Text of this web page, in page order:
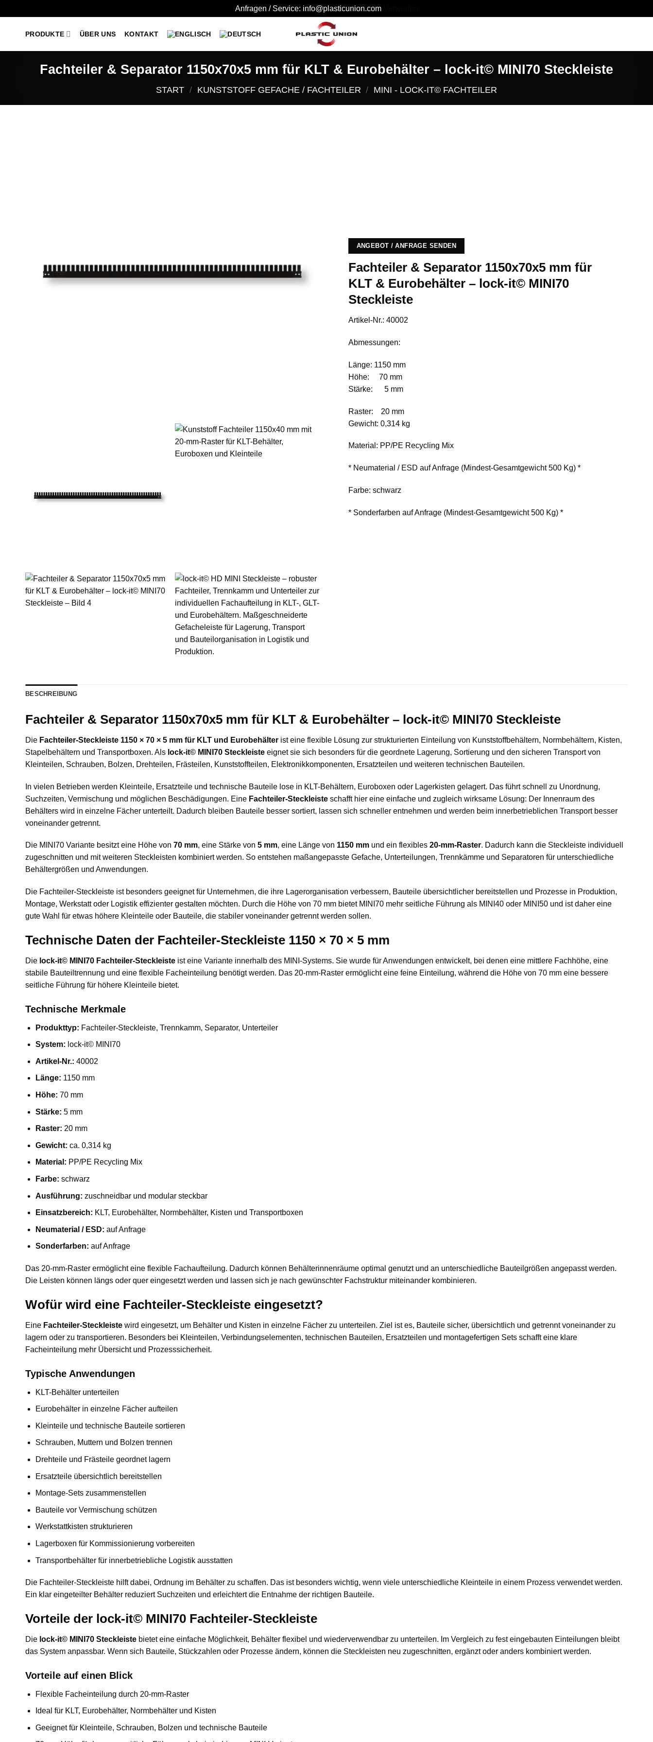
Anfragen / Service: info@plasticunion.com
PRODUKTE ÜBER UNS KONTAKT
Fachteiler & Separator 1150x70x5 mm für KLT & Eurobehälter – lock-it© MINI70 Steckleiste
START / KUNSTSTOFF GEFACHE / FACHTEILER / MINI - LOCK-IT© FACHTEILER
ANGEBOT / ANFRAGE SENDEN
Fachteiler & Separator 1150x70x5 mm für
KLT & Eurobehälter – lock-it© MINI70
Steckleiste
Artikel-Nr.: 40002
Abmessungen:
Länge: 1150 mm
Höhe: 70 mm
Stärke: 5 mm
Raster: 20 mm
Gewicht: 0,314 kg
Material: PP/PE Recycling Mix
* Neumaterial / ESD auf Anfrage (Mindest-Gesamtgewicht 500 Kg) *
Farbe: schwarz
* Sonderfarben auf Anfrage (Mindest-Gesamtgewicht 500 Kg) *
BESCHREIBUNG
Fachteiler & Separator 1150x70x5 mm für KLT & Eurobehälter – lock-it© MINI70 Steckleiste
Die Fachteiler-Steckleiste 1150 × 70 × 5 mm für KLT und Eurobehälter ist eine flexible Lösung zur strukturierten Einteilung von Kunststoffbehältern, Normbehältern, Kisten,
Stapelbehältern und Transportboxen. Als lock-it© MINI70 Steckleiste eignet sie sich besonders für die geordnete Lagerung, Sortierung und den sicheren Transport von
Kleinteilen, Schrauben, Bolzen, Drehteilen, Frästeilen, Kunststoffteilen, Elektronikkomponenten, Ersatzteilen und weiteren technischen Bauteilen.
In vielen Betrieben werden Kleinteile, Ersatzteile und technische Bauteile lose in KLT-Behältern, Euroboxen oder Lagerkisten gelagert. Das führt schnell zu Unordnung,
Suchzeiten, Vermischung und möglichen Beschädigungen. Eine Fachteiler-Steckleiste schafft hier eine einfache und zugleich wirksame Lösung: Der Innenraum des
Behälters wird in einzelne Fächer unterteilt. Dadurch bleiben Bauteile besser sortiert, lassen sich schneller entnehmen und werden beim innerbetrieblichen Transport besser
voneinander getrennt.
Die MINI70 Variante besitzt eine Höhe von 70 mm, eine Stärke von 5 mm, eine Länge von 1150 mm und ein flexibles 20-mm-Raster. Dadurch kann die Steckleiste individuell
zugeschnitten und mit weiteren Steckleisten kombiniert werden. So entstehen maßangepasste Gefache, Unterteilungen, Trennkämme und Separatoren für unterschiedliche
Behältergrößen und Anwendungen.
Die Fachteiler-Steckleiste ist besonders geeignet für Unternehmen, die ihre Lagerorganisation verbessern, Bauteile übersichtlicher bereitstellen und Prozesse in Produktion,
Montage, Werkstatt oder Logistik effizienter gestalten möchten. Durch die Höhe von 70 mm bietet MINI70 mehr seitliche Führung als MINI40 oder MINI50 und ist daher eine
gute Wahl für etwas höhere Kleinteile oder Bauteile, die stabiler voneinander getrennt werden sollen.
Technische Daten der Fachteiler-Steckleiste 1150 × 70 × 5 mm
Die lock-it© MINI70 Fachteiler-Steckleiste ist eine Variante innerhalb des MINI-Systems. Sie wurde für Anwendungen entwickelt, bei denen eine mittlere Fachhöhe, eine
stabile Bauteiltrennung und eine flexible Facheinteilung benötigt werden. Das 20-mm-Raster ermöglicht eine feine Einteilung, während die Höhe von 70 mm eine bessere
seitliche Führung für höhere Kleinteile bietet.
Technische Merkmale
Produkttyp: Fachteiler-Steckleiste, Trennkamm, Separator, Unterteiler
System: lock-it© MINI70
Artikel-Nr.: 40002
Länge: 1150 mm
Höhe: 70 mm
Stärke: 5 mm
Raster: 20 mm
Gewicht: ca. 0,314 kg
Material: PP/PE Recycling Mix
Farbe: schwarz
Ausführung: zuschneidbar und modular steckbar
Einsatzbereich: KLT, Eurobehälter, Normbehälter, Kisten und Transportboxen
Neumaterial / ESD: auf Anfrage
Sonderfarben: auf Anfrage
Das 20-mm-Raster ermöglicht eine flexible Fachaufteilung. Dadurch können Behälterinnenräume optimal genutzt und an unterschiedliche Bauteilgrößen angepasst werden.
Die Leisten können längs oder quer eingesetzt werden und lassen sich je nach gewünschter Fachstruktur miteinander kombinieren.
Wofür wird eine Fachteiler-Steckleiste eingesetzt?
Eine Fachteiler-Steckleiste wird eingesetzt, um Behälter und Kisten in einzelne Fächer zu unterteilen. Ziel ist es, Bauteile sicher, übersichtlich und getrennt voneinander zu
lagern oder zu transportieren. Besonders bei Kleinteilen, Verbindungselementen, technischen Bauteilen, Ersatzteilen und montagefertigen Sets schafft eine klare
Facheinteilung mehr Übersicht und Prozesssicherheit.
Typische Anwendungen
KLT-Behälter unterteilen
Eurobehälter in einzelne Fächer aufteilen
Kleinteile und technische Bauteile sortieren
Schrauben, Muttern und Bolzen trennen
Drehteile und Frästeile geordnet lagern
Ersatzteile übersichtlich bereitstellen
Montage-Sets zusammenstellen
Bauteile vor Vermischung schützen
Werkstattkisten strukturieren
Lagerboxen für Kommissionierung vorbereiten
Transportbehälter für innerbetriebliche Logistik ausstatten
Die Fachteiler-Steckleiste hilft dabei, Ordnung im Behälter zu schaffen. Das ist besonders wichtig, wenn viele unterschiedliche Kleinteile in einem Prozess verwendet werden.
Ein klar eingeteilter Behälter reduziert Suchzeiten und erleichtert die Entnahme der richtigen Bauteile.
Vorteile der lock-it© MINI70 Fachteiler-Steckleiste
Die lock-it© MINI70 Steckleiste bietet eine einfache Möglichkeit, Behälter flexibel und wiederverwendbar zu unterteilen. Im Vergleich zu fest eingebauten Einteilungen bleibt
das System anpassbar. Wenn sich Bauteile, Stückzahlen oder Prozesse ändern, können die Steckleisten neu zugeschnitten, ergänzt oder anders kombiniert werden.
Vorteile auf einen Blick
Flexible Facheinteilung durch 20-mm-Raster
Ideal für KLT, Eurobehälter, Normbehälter und Kisten
Geeignet für Kleinteile, Schrauben, Bolzen und technische Bauteile